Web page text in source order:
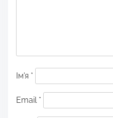
Ім'я *
Email *